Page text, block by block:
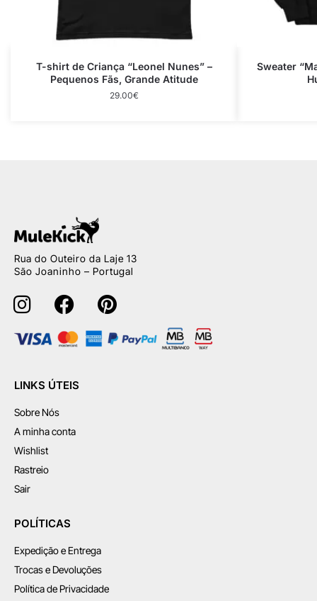
T-shirt de Criança “Leonel Nunes” –
Pequenos Fãs, Grande Atitude
29.00€
Sweater
Rua do Outeiro da Laje 13
São Joaninho – Portugal
LINKS ÚTEIS
Sobre Nós
A minha conta
Wishlist
Rastreio
Sair
POLÍTICAS
Expedição e Entrega
Trocas e Devoluções
Política de Privacidade